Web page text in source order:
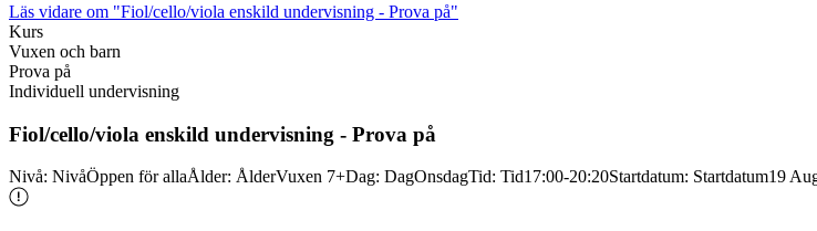
Läs vidare om "Fiol/cello/viola enskild undervisning - Prova på"
Kurs
Vuxen och barn
Prova på
Individuell undervisning
Fiol/cello/viola enskild undervisning - Prova på
Nivå: NivåÖppen för allaÅlder: ÅlderVuxen 7+Dag: DagOnsdagTid: Tid17:00-20:20Startdatum: Startdatum19